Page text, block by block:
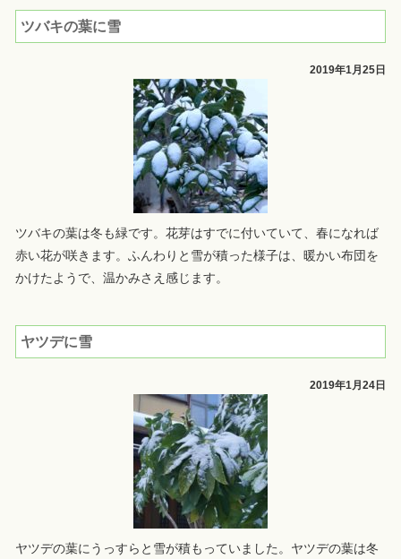
ツバキの葉に雪
2019年1月25日
ツバキの葉は冬も緑です。花芽はすでに付いていて、春になれば
赤い花が咲きます。ふんわりと雪が積った様子は、暖かい布団を
かけたようで、温かみさえ感じます。
ヤツデに雪
2019年1月24日
ヤツデの葉にうっすらと雪が積もっていました。ヤツデの葉は冬